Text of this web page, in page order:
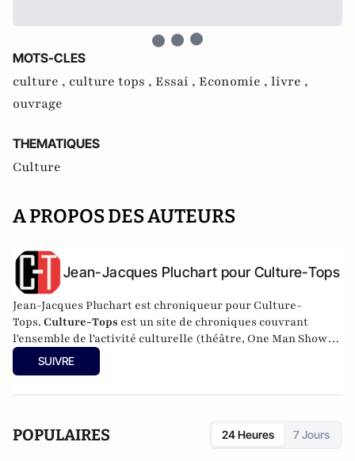
MOTS-CLES
culture , culture tops , Essai , Economie , livre ,
ouvrage
THEMATIQUES
Culture
A PROPOS DES AUTEURS
Jean-Jacques Pluchart pour Culture-Tops
Jean-Jacques Pluchart est chroniqueur pour Culture-
Tops. Culture-Tops est un site de chroniques couvrant
l'ensemble de l'activité culturelle (théâtre, One Man Shows,
opéras, ballets, spectacles divers, cinéma, expos, livres,
etc.).
SUIVRE
POPULAIRES 24 Heures 7 Jours